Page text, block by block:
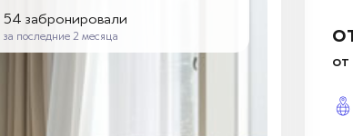
54 забронировали
за последние 2 месяца